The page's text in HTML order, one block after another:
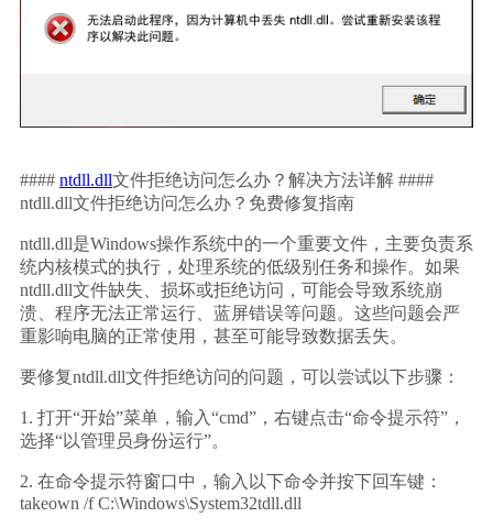
#### ntdll.dll文件拒绝访问怎么办？解决方法详解 ####
ntdll.dll文件拒绝访问怎么办？免费修复指南
ntdll.dll是Windows操作系统中的一个重要文件，主要负责系
统内核模式的执行，处理系统的低级别任务和操作。如果
ntdll.dll文件缺失、损坏或拒绝访问，可能会导致系统崩
溃、程序无法正常运行、蓝屏错误等问题。这些问题会严
重影响电脑的正常使用，甚至可能导致数据丢失。
要修复ntdll.dll文件拒绝访问的问题，可以尝试以下步骤：
1. 打开“开始”菜单，输入“cmd”，右键点击“命令提示符”，
选择“以管理员身份运行”。
2. 在命令提示符窗口中，输入以下命令并按下回车键：
takeown /f C:\Windows\System32tdll.dll